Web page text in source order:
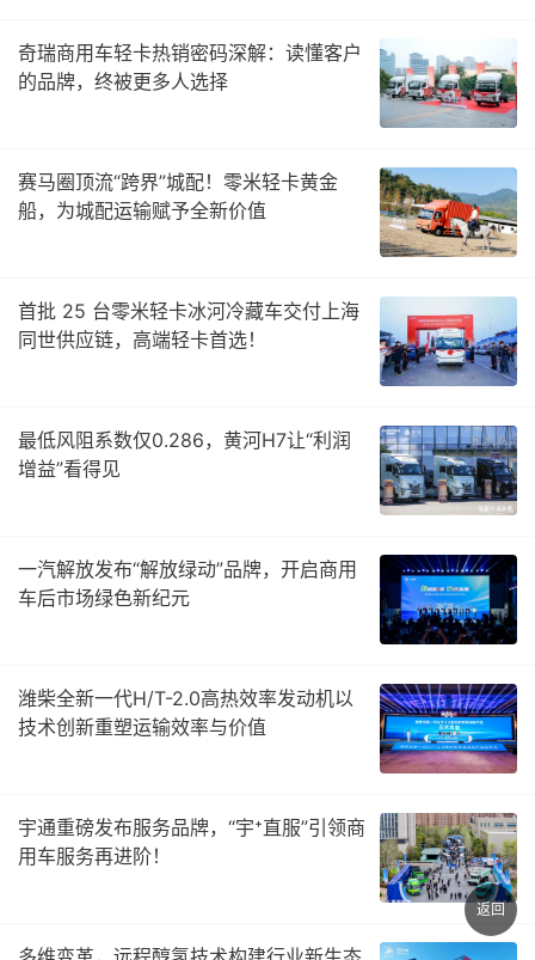
奇瑞商用车轻卡热销密码深解：读懂客户
的品牌，终被更多人选择
赛马圈顶流“跨界”城配！零米轻卡黄金
船，为城配运输赋予全新价值
首批 25 台零米轻卡冰河冷藏车交付上海
同世供应链，高端轻卡首选！
最低风阻系数仅0.286，黄河H7让“利润
增益”看得见
一汽解放发布“解放绿动”品牌，开启商用
车后市场绿色新纪元
潍柴全新一代H/T-2.0高热效率发动机以
技术创新重塑运输效率与价值
宇通重磅发布服务品牌，“宇⁺直服”引领商
用车服务再进阶！
返回